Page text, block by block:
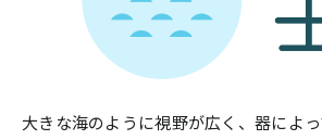
大きな海のように視野が広く、器によ